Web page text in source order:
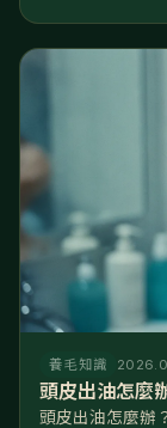
水，回家後的日
養毛知識
頭皮出油怎麼
頭皮出油怎麼辦